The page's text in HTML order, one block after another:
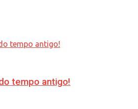
tempo antigo!